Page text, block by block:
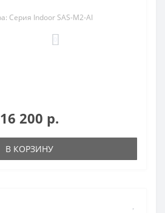
Серия Indoor SAS-M2-AI
16 200 р.
В КОРЗИНУ